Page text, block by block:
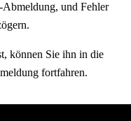
Abmeldung, und Fehler
können Sie ihn in die
fortfahren.